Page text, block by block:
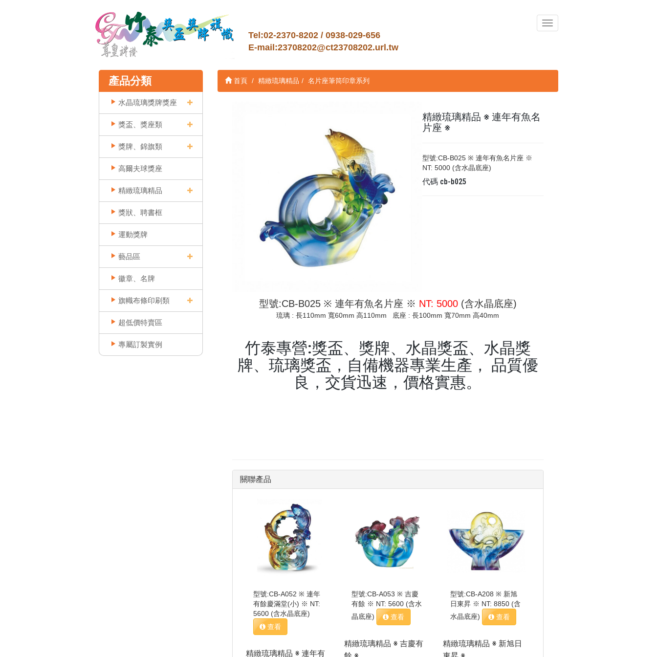
導
覽
Tel:02-2370-8202 / 0938-029-656
E-mail:23708202@ct23708202.url.tw
產品分類
水晶琉璃獎牌獎座
獎盃、獎座類
獎牌、錦旗類
高爾夫球獎座
精緻琉璃精品
獎狀、聘書框
運動獎牌
藝品區
徽章、名牌
旗幟布條印刷類
超低價特賣區
專屬訂製實例
首頁 精緻琉璃精品 名片座筆筒印章系列
精緻琉璃精品 ※ 連年有魚名
片座 ※
型號:CB-B025 ※ 連年有魚名片座 ※
NT: 5000 (含水晶底座)
代碼 cb-b025
型號:CB-B025 ※ 連年有魚名片座 ※ NT: 5000(含水晶底座)
琉璃 : 長110mm 寬60mm 高110mm 底座 : 長100mm 寬70mm 高40mm
竹泰專營:獎盃、獎牌、水晶獎盃、水晶獎
牌、琉璃獎盃，自備機器專業生產， 品質優
良，交貨迅速，價格實惠。
關聯產品
型號:CB-A052 ※ 連年
有餘慶滿堂(小) ※ NT:
5600 (含水晶底座)
查看
精緻琉璃精品 ※ 連年有
型號:CB-A053 ※ 吉慶
有餘 ※ NT: 5600 (含水
晶底座)
查看
精緻琉璃精品 ※ 吉慶有
型號:CB-A208 ※ 新旭
日東昇 ※ NT: 8850 (含
水晶底座)
查看
精緻琉璃精品 ※ 新旭日